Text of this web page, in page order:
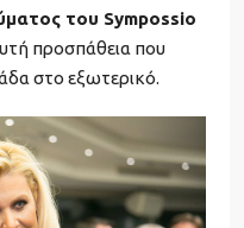
του Sympossio
προσπάθεια που
στο εξωτερικό.